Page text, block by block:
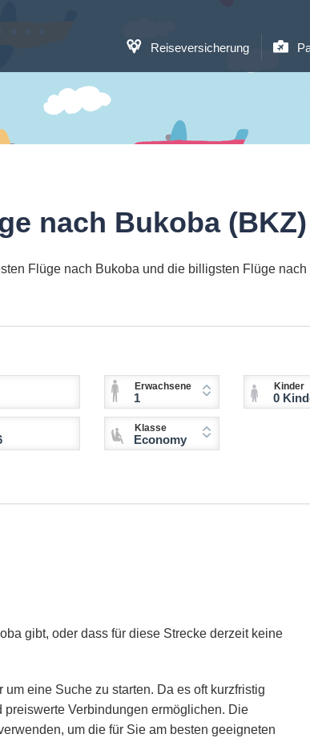
Reiseversicherung
nach Bukoba (BKZ)
Flüge nach Bukoba und die billigsten Flüge nach
Erwachsene
1
Kinder
0 Kinder (2-11
Klasse
Economy
gibt, oder dass für diese Strecke derzeit keine
eine Suche zu starten. Da es oft kurzfristig
Verbindungen ermöglichen. Die
um die für Sie am besten geeigneten